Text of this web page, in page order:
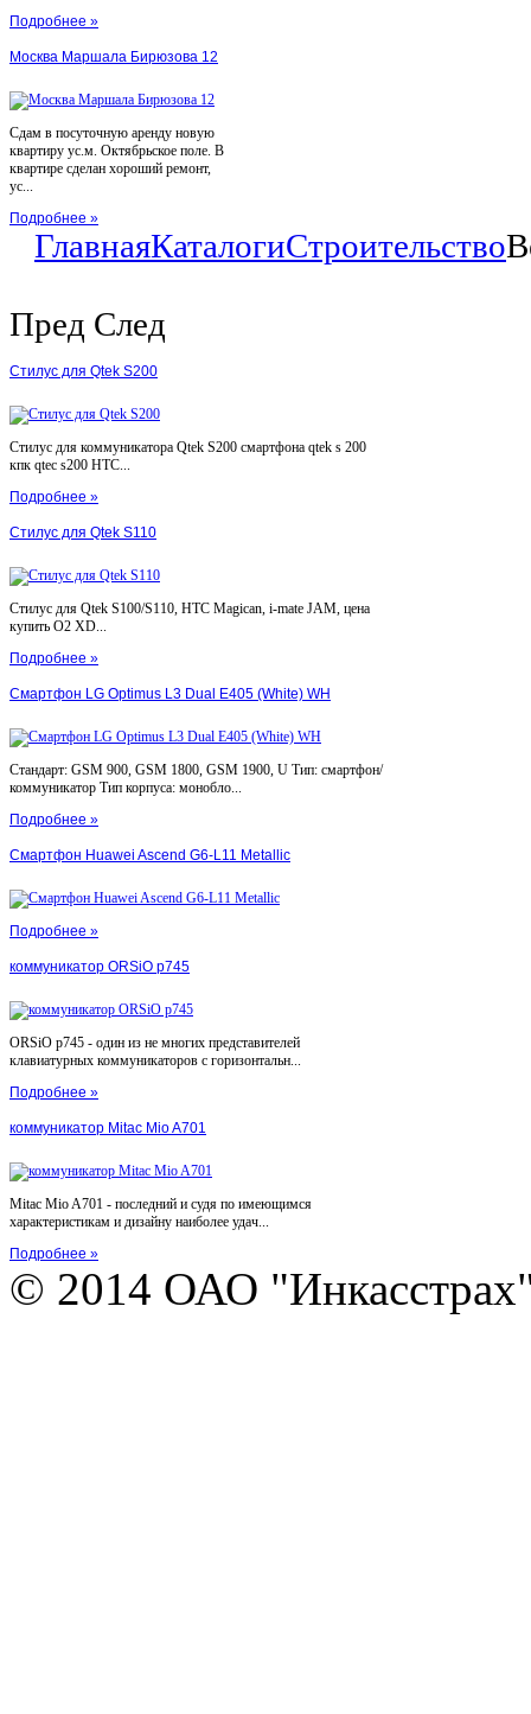
Подробнее »
Москва Маршала Бирюзова 12
Сдам в посуточную аренду новую
квартиру ус.м. Октябрьское поле. В
квартире сделан хороший ремонт,
ус...
Подробнее »
ГлавнаяКаталогиСтроительство
Пред След
Стилус для Qtek S200
Стилус для коммуникатора Qtek S200 смартфона qtek s 200
кпк qtec s200 HTC...
Подробнее »
Стилус для Qtek S110
Стилус для Qtek S100/S110, HTC Magican, i-mate JAM, цена
купить O2 XD...
Подробнее »
Смартфон LG Optimus L3 Dual E405 (White) WH
Стандарт: GSM 900, GSM 1800, GSM 1900, U Тип: смартфон/
коммуникатор Тип корпуса: монобло...
Подробнее »
Смартфон Huawei Ascend G6-L11 Metallic
Подробнее »
коммуникатор ORSiO p745
ORSiO p745 - один из не многих представителей
клавиатурных коммуникаторов с горизонтальн...
Подробнее »
коммуникатор Mitac Mio A701
Mitac Mio A701 - последний и судя по имеющимся
характеристикам и дизайну наиболее удач...
Подробнее »
© 2014 ОАО